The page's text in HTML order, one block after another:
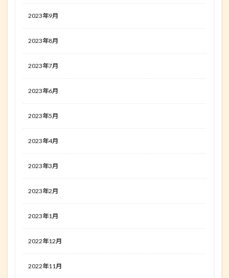
2023年9月
2023年8月
2023年7月
2023年6月
2023年5月
2023年4月
2023年3月
2023年2月
2023年1月
2022年12月
2022年11月